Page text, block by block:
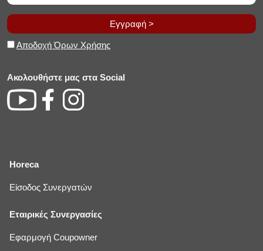
Εγγραφή >
Αποδοχή Όρων Χρήσης
Ακολουθήστε μας στα Social
Horeca
Είσοδος Συνεργατών
Εταιρικές Συνεργασίες
Εφαρμογή Coupowner